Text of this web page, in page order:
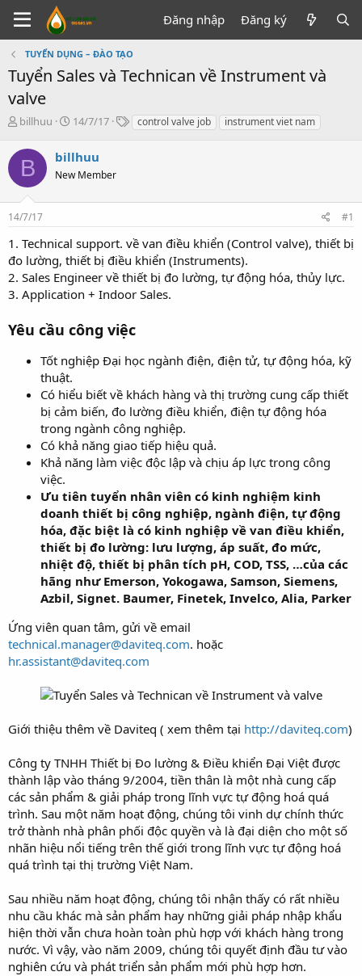
Đăng nhập Đăng ký
TUYỂN DỤNG – ĐÀO TẠO
Tuyển Sales và Technican về Instrument và
valve
T
r
e
a
s
t
a
t
e
r
billhuu
N
à
y
g
i
14/7/17
Tcontrol valve job instrument viet nam
B billhuu
New Member
14/7/17 #1
1. Technical support. về van điều khiển (Control valve), thiết bị
đo lường, thiết bị điều khiển (Instruments).
2. Sales Engineer về thiết bị đo lường, tự động hóa, thủy lực.
3. Application + Indoor Sales.
Yêu cầu công việc
Tốt nghiệp Đại học ngành điện, điện tử, tự động hóa, kỹ
thuật.
Có hiểu biết về khách hàng và thị trường cung cấp thiết
bị cảm biến, đo lường điều khiển, điện tự động hóa
trong ngành công nghiệp.
Có khả năng giao tiếp hiệu quả.
Khả năng làm việc độc lập và chịu áp lực trong công
việc.
Ưu tiên tuyển nhân viên có kinh nghiệm kinh
doanh thiết bị công nghiệp, ngành điện, tự động
hóa, đặc biệt là có kinh nghiệp về van điều khiển,
thiết bị đo lường: lưu lượng, áp suất, đo mức,
nhiệt độ, thiết bị phân tích pH, COD, TSS, …của các
hãng như Emerson, Yokogawa, Samson, Siemens,
Azbil, Signet. Baumer, Finetek, Invelco, Alia, Parker
Ứng viên quan tâm, gửi về email
technical.manager@daviteq.com. hoặc
hr.assistant@daviteq.com
Giới thiệu thêm về Daviteq ( xem thêm tại http://daviteq.com)
Công ty TNHH Thiết bị Đo lường & Điều khiển Đại Việt được
thành lập vào tháng 9/2004, tiền thân là một nhà cung cấp
các sản phẩm & giải pháp trong lĩnh vực tự động hoá quá
trình. Sau một năm hoạt động, chúng tôi vinh dự chính thức
trở thành nhà phân phối độc quyền và là đại diện cho một số
nhãn hiệu nổi tiếng trên thế giới trong lĩnh vực tự động hoá
quá trình tại thị trường Việt Nam.
Sau nhiều năm hoạt động, chúng tôi nhận thấy có rất nhiều
nhu cầu khác mà sản phẩm hay những giải pháp nhập khẩu
hiện thời vẫn chưa hoàn toàn phù hợp với khách hàng trong
nước. Vì vậy, vào năm 2009, chúng tôi quyết định đầu tư vào
nghiên cứu và phát triển sản phẩm mới phù hợp hơn.